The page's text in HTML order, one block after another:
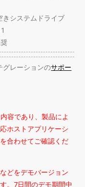
きシステムドライブ
グレーションのサポー
容であり、製品によ
ホストアプリケーシ
合わせてご確認くだ
どをデモバージョン
。7日間のデモ期間中